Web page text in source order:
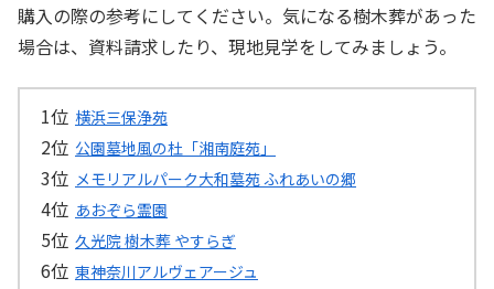
購入の際の参考にしてください。気になる樹木葬があった
場合は、資料請求したり、現地見学をしてみましょう。
横浜三保浄苑
公園墓地風の杜「湘南庭苑」
メモリアルパーク大和墓苑 ふれあいの郷
あおぞら霊園
久光院 樹木葬 やすらぎ
東神奈川アルヴェアージュ